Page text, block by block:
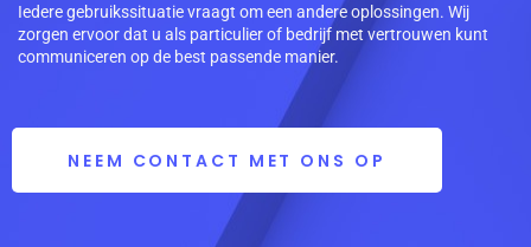
Iedere gebruikssituatie vraagt om een andere oplossingen. Wij
zorgen ervoor dat u als particulier of bedrijf met vertrouwen kunt
communiceren op de best passende manier.
NEEM CONTACT MET ONS OP